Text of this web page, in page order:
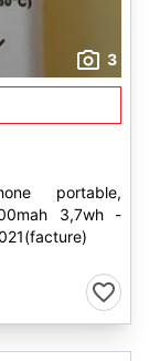
3
portable,
3,7wh -